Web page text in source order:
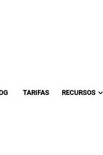
TARIFAS RECURSOS